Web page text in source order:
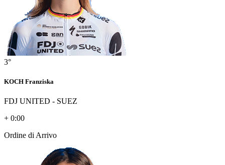
3°
KOCH Franziska
FDJ UNITED - SUEZ
+ 0:00
Ordine di Arrivo